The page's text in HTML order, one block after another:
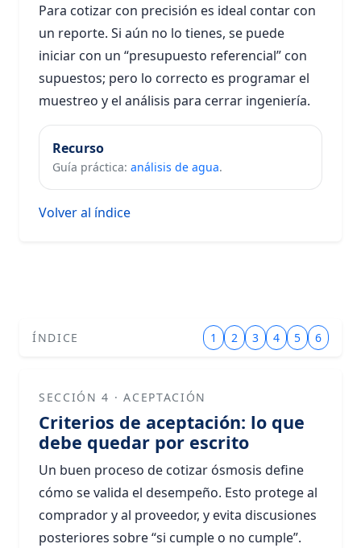
Para cotizar con precisión es ideal contar con
un reporte. Si aún no lo tienes, se puede
iniciar con un “presupuesto referencial” con
supuestos; pero lo correcto es programar el
muestreo y el análisis para cerrar ingeniería.
Recurso
Guía práctica: análisis de agua.
Volver al índice
ÍNDICE 1 2 3 4 5 6
SECCIÓN 4 · ACEPTACIÓN
Criterios de aceptación: lo que
debe quedar por escrito
Un buen proceso de cotizar ósmosis define
cómo se valida el desempeño. Esto protege al
comprador y al proveedor, y evita discusiones
posteriores sobre “si cumple o no cumple”.